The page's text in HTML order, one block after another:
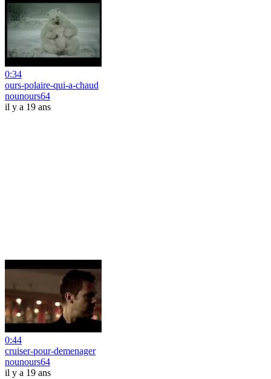
0:34
ours-polaire-qui-a-chaud
nounours64
il y a 19 ans
0:44
cruiser-pour-demenager
nounours64
il y a 19 ans